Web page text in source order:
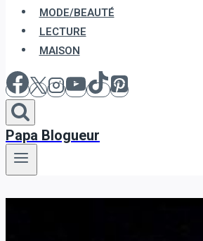
MODE/BEAUTÉ
LECTURE
MAISON
Papa Blogueur